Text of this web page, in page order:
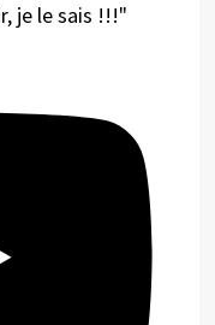
je le sais !!!"